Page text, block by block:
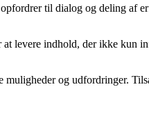
til dialog og deling af
levere indhold, der ikke kun
og udfordringer.